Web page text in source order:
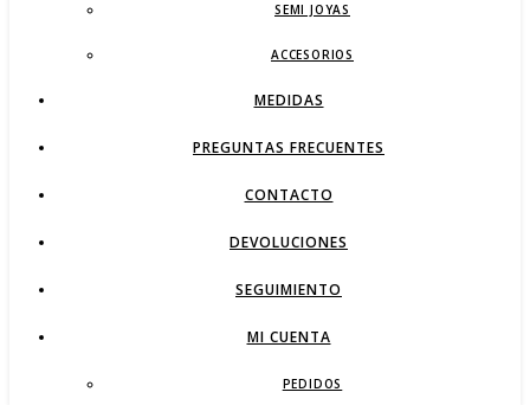
SEMI JOYAS
ACCESORIOS
MEDIDAS
PREGUNTAS FRECUENTES
CONTACTO
DEVOLUCIONES
SEGUIMIENTO
MI CUENTA
PEDIDOS